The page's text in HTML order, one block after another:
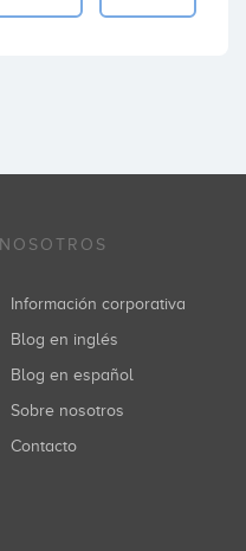
NOSOTROS
Información corporativa
Blog en inglés
Blog en español
Sobre nosotros
Contacto